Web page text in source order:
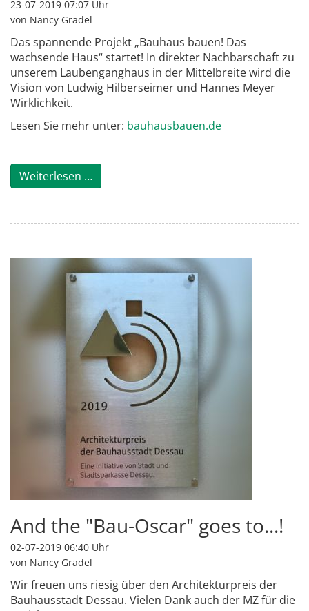
23-07-2019 07:07 Uhr
von Nancy Gradel
Das spannende Projekt „Bauhaus bauen! Das
wachsende Haus“ startet! In direkter Nachbarschaft zu
unserem Laubenganghaus in der Mittelbreite wird die
Vision von Ludwig Hilberseimer und Hannes Meyer
Wirklichkeit.
Lesen Sie mehr unter: bauhausbauen.de
Weiterlesen …
And the "Bau-Oscar" goes to...!
02-07-2019 06:40 Uhr
von Nancy Gradel
Wir freuen uns riesig über den Architekturpreis der
Bauhausstadt Dessau. Vielen Dank auch der MZ für die